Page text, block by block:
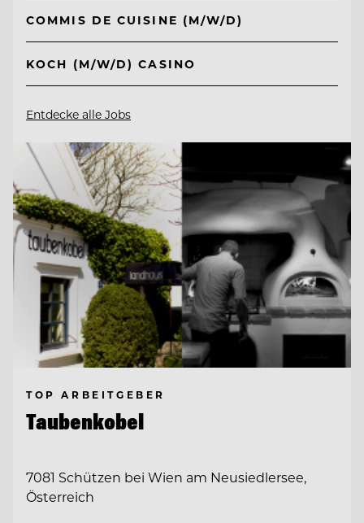
COMMIS DE CUISINE (M/W/D)
KOCH (M/W/D) CASINO
Entdecke alle Jobs
TOP ARBEITGEBER
Taubenkobel
7081 Schützen bei Wien am Neusiedlersee,
Österreich